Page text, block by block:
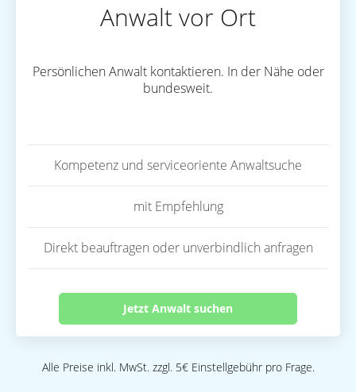
Anwalt vor Ort
Persönlichen Anwalt kontaktieren. In der Nähe oder
bundesweit.
Kompetenz und serviceoriente Anwaltsuche
mit Empfehlung
Direkt beauftragen oder unverbindlich anfragen
Jetzt Anwalt suchen
Alle Preise inkl. MwSt. zzgl. 5€ Einstellgebühr pro Frage.